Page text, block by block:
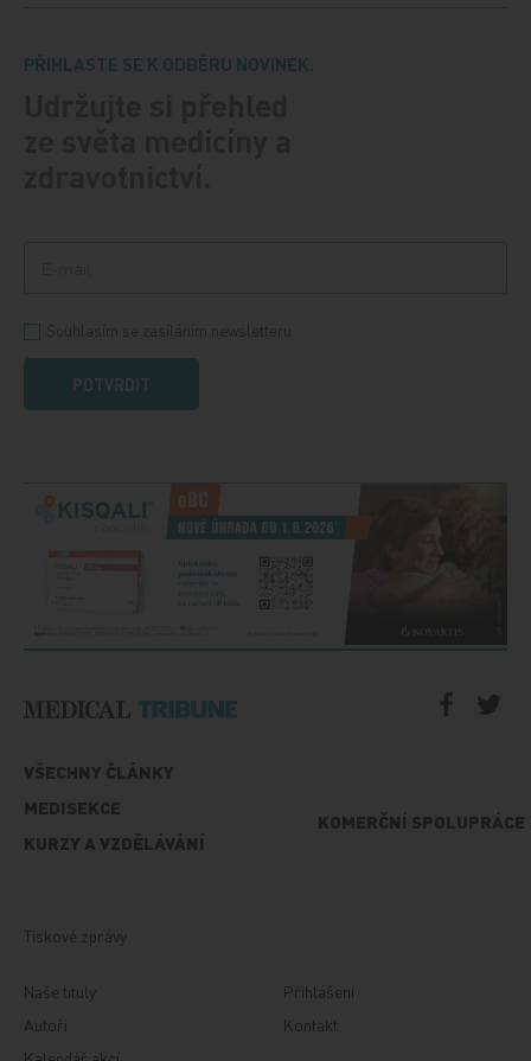
PŘIHLASTE SE K ODBĚRU NOVINEK.
POTVRDIT
VŠECHNY ČLÁNKY
MEDISEKCE
KURZY A VZDĚLÁVÁNÍ
KOMERČNÍ SPOLUPRÁCE
Tiskové zprávy
Naše tituly
Autoři
Přihlášení
Kontakt